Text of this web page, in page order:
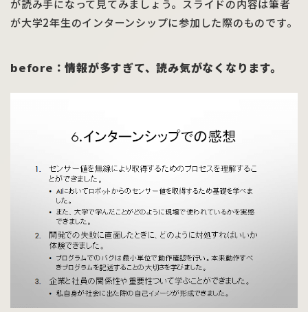
が読み手になって見てみましょう。スライドの内容は筆者
が大学2年生のインターンシップに参加した際のものです。
before ：情報が多すぎて、読み気がなくなります。